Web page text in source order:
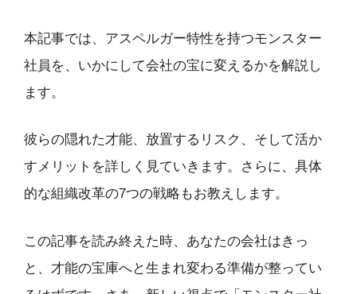
本記事では、アスペルガー特性を持つモンスター
社員を、いかにして会社の宝に変えるかを解説し
ます。
彼らの隠れた才能、放置するリスク、そして活か
すメリットを詳しく見ていきます。さらに、具体
的な組織改革の7つの戦略もお教えします。
この記事を読み終えた時、あなたの会社はきっ
と、才能の宝庫へと生まれ変わる準備が整ってい